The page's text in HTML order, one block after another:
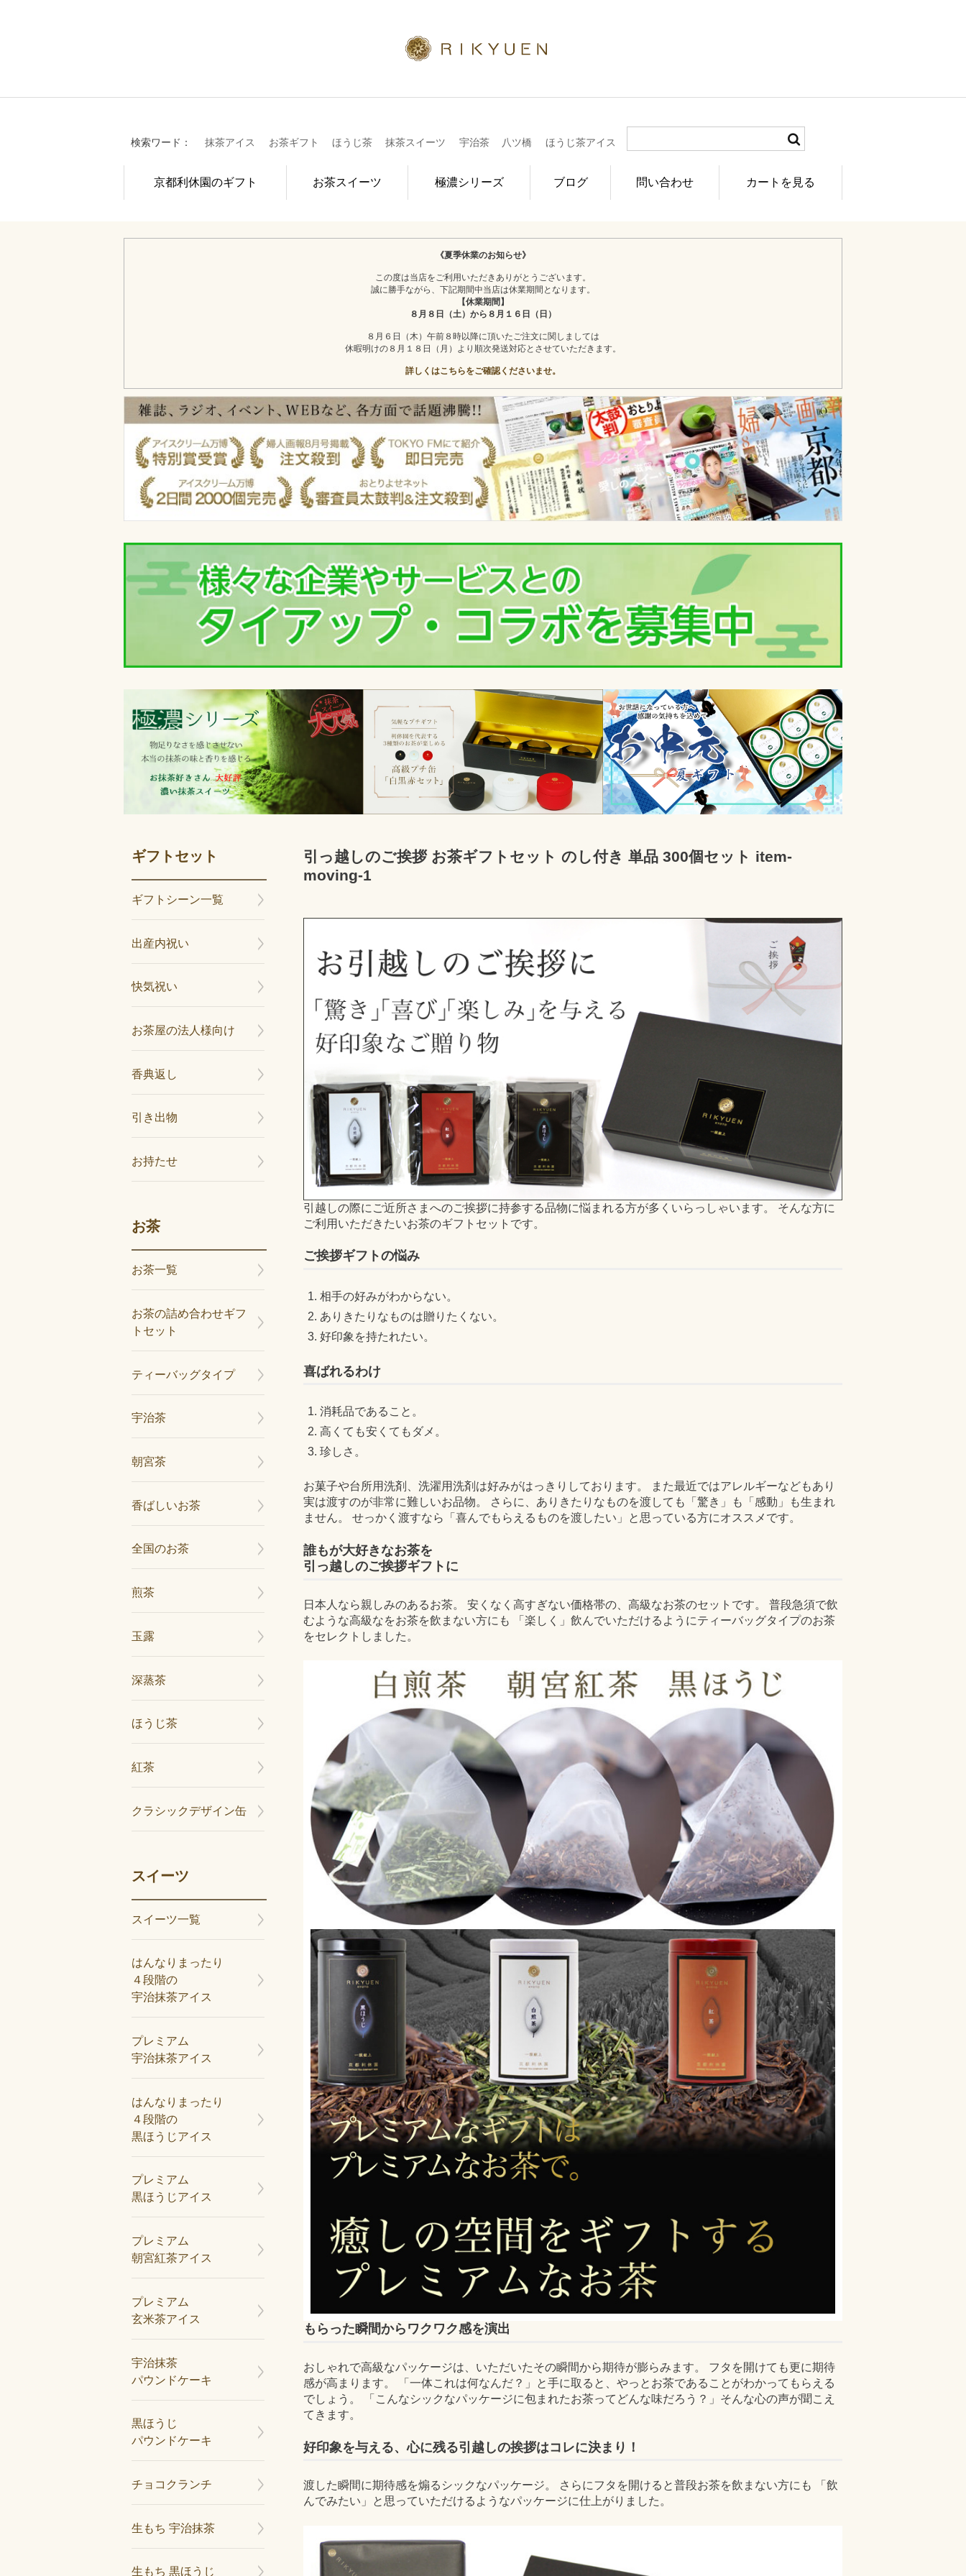
検索ワード： 抹茶アイス お茶ギフト ほうじ茶 抹茶スイーツ 宇治茶 八ツ橋 ほうじ茶アイス
京都利休園のギフト お茶スイーツ 極濃シリーズ ブログ 問い合わせ カートを見る
《夏季休業のお知らせ》
この度は当店をご利用いただきありがとうございます。
誠に勝手ながら、下記期間中当店は休業期間となります。
【休業期間】
８月８日（土）から８月１６日（日）
８月６日（木）午前８時以降に頂いたご注文に関しましては
休暇明けの８月１８日（月）より順次発送対応とさせていただきます。
詳しくはこちらをご確認くださいませ。
引っ越しのご挨拶 お茶ギフトセット のし付き 単品 300個セット item-
moving-1
引越しの際にご近所さまへのご挨拶に持参する品物に悩まれる方が多くいらっしゃいます。 そんな方に
ご利用いただきたいお茶のギフトセットです。
ご挨拶ギフトの悩み
相手の好みがわからない。
ありきたりなものは贈りたくない。
好印象を持たれたい。
喜ばれるわけ
消耗品であること。
高くても安くてもダメ。
珍しさ。
お菓子や台所用洗剤、洗濯用洗剤は好みがはっきりしております。 また最近ではアレルギーなどもあり
実は渡すのが非常に難しいお品物。 さらに、ありきたりなものを渡しても「驚き」も「感動」も生まれ
ません。 せっかく渡すなら「喜んでもらえるものを渡したい」と思っている方にオススメです。
誰もが大好きなお茶を
引っ越しのご挨拶ギフトに
日本人なら親しみのあるお茶。 安くなく高すぎない価格帯の、高級なお茶のセットです。 普段急須で飲
むような高級なをお茶を飲まない方にも 「楽しく」飲んでいただけるようにティーバッグタイプのお茶
をセレクトしました。
もらった瞬間からワクワク感を演出
おしゃれで高級なパッケージは、いただいたその瞬間から期待が膨らみます。 フタを開けても更に期待
感が高まります。 「一体これは何なんだ？」と手に取ると、やっとお茶であることがわかってもらえる
でしょう。 「こんなシックなパッケージに包まれたお茶ってどんな味だろう？」そんな心の声が聞こえ
てきます。
好印象を与える、心に残る引越しの挨拶はコレに決まり！
渡した瞬間に期待感を煽るシックなパッケージ。 さらにフタを開けると普段お茶を飲まない方にも 「飲
んでみたい」と思っていただけるようなパッケージに仕上がりました。
ギフトセット
ギフトシーン一覧
出産内祝い
快気祝い
お茶屋の法人様向け
香典返し
引き出物
お持たせ
お茶
お茶一覧
お茶の詰め合わせギフ
トセット
ティーバッグタイプ
宇治茶
朝宮茶
香ばしいお茶
全国のお茶
煎茶
玉露
深蒸茶
ほうじ茶
紅茶
クラシックデザイン缶
スイーツ
スイーツ一覧
はんなりまったり
４段階の
宇治抹茶アイス
プレミアム
宇治抹茶アイス
はんなりまったり
４段階の
黒ほうじアイス
プレミアム
黒ほうじアイス
プレミアム
朝宮紅茶アイス
プレミアム
玄米茶アイス
宇治抹茶
パウンドケーキ
黒ほうじ
パウンドケーキ
チョコクランチ
生もち 宇治抹茶
生もち 黒ほうじ